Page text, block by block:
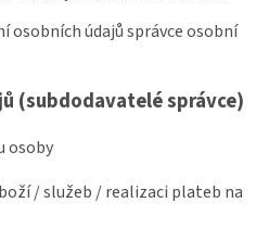
osobních údajů správce osobní
(subdodavatelé správce)
osoby
/ služeb / realizaci plateb na